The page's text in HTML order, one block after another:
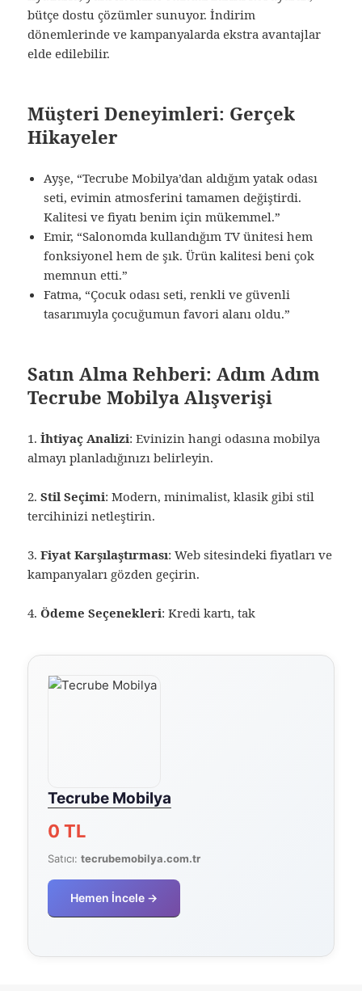
bütçe dostu çözümler sunuyor. İndirim
dönemlerinde ve kampanyalarda ekstra avantajlar
elde edilebilir.
Müşteri Deneyimleri: Gerçek
Hikayeler
Ayşe, “Tecrube Mobilya’dan aldığım yatak odası
seti, evimin atmosferini tamamen değiştirdi.
Kalitesi ve fiyatı benim için mükemmel.”
Emir, “Salonomda kullandığım TV ünitesi hem
fonksiyonel hem de şık. Ürün kalitesi beni çok
memnun etti.”
Fatma, “Çocuk odası seti, renkli ve güvenli
tasarımıyla çocuğumun favori alanı oldu.”
Satın Alma Rehberi: Adım Adım
Tecrube Mobilya Alışverişi
1.İhtiyaç Analizi: Evinizin hangi odasına mobilya
almayı planladığınızı belirleyin.
2.Stil Seçimi: Modern, minimalist, klasik gibi stil
tercihinizi netleştirin.
3.Fiyat Karşılaştırması: Web sitesindeki fiyatları ve
kampanyaları gözden geçirin.
4.Ödeme Seçenekleri: Kredi kartı, tak
Tecrube Mobilya
0 TL
Satıcı:tecrubemobilya.com.tr
Hemen İncele →